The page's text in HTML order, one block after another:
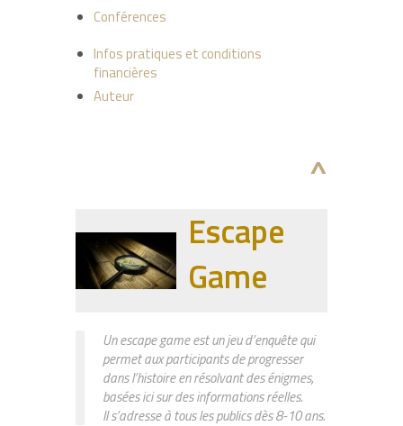
Conférences
Infos pratiques et conditions
financières
Auteur
^
Escape
Game
Un escape game est un jeu d’enquête qui
permet aux participants de progresser
dans l’histoire en résolvant des énigmes,
basées ici sur des informations réelles.
Il s’adresse à tous les publics dès 8-10 ans.